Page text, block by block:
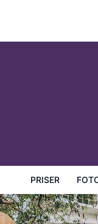
PRISER
Berkeley